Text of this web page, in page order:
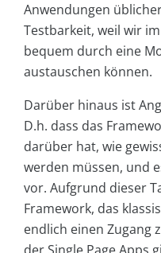
Anwendungen
Testbarkeit, weil wir
bequem durch eine
austauschen können.
Darüber hinaus ist
D.h. dass das
darüber hat, wie
werden müssen, und
vor. Aufgrund dieser
Framework, das
endlich einen Zugang